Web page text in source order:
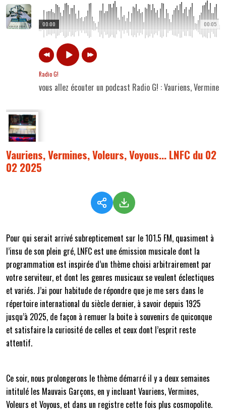
00:05
00:00
Radio G!
vous allez écouter un podcast Radio G! : Vauriens,
Vauriens, Vermines, Voleurs, Voyous... LNFC du 02
02 2025
Pour qui serait arrivé subrepticement sur le 101.5 FM, quasiment à
l’insu de son plein gré, LNFC est une émission musicale dont la
programmation est inspirée d’un thème choisi arbitrairement par
votre serviteur, et dont les genres musicaux se veulent éclectiques
et variés. J’ai pour habitude de répondre que je me sers dans le
répertoire international du siècle dernier, à savoir depuis 1925
jusqu’à 2025, de façon à remuer la boite à souvenirs de quiconque
et satisfaire la curiosité de celles et ceux dont l’esprit reste
attentif.
Ce soir, nous prolongerons le thème démarré il y a deux semaines
intitulé les Mauvais Garçons, en y incluant Vauriens, Vermines,
Voleurs et Voyous, et dans un registre cette fois plus cosmopolite.